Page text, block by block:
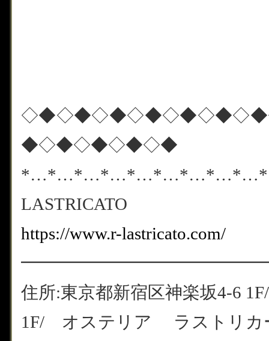
◆◇◆◇◆◇◆◇◆
LASTRICATO
https://www.r-lastricato.com/
住所:東京都新宿区神楽坂4-6
1F/ オステリア ラストリ